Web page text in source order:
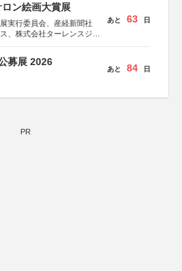
ン絵画大賞展
実行委員会、産経新聞社
、株式会社ターレンスジャ
あと 63 日
募展 2026
あと 84 日
PR